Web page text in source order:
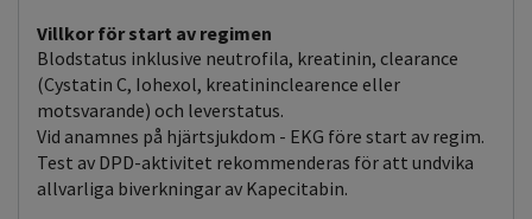
Villkor för start av regimen
Blodstatus inklusive neutrofila, kreatinin, clearance
(Cystatin C, Iohexol, kreatininclearence eller
motsvarande) och leverstatus.
Vid anamnes på hjärtsjukdom - EKG före start av regim.
Test av DPD-aktivitet rekommenderas för att undvika
allvarliga biverkningar av Kapecitabin.